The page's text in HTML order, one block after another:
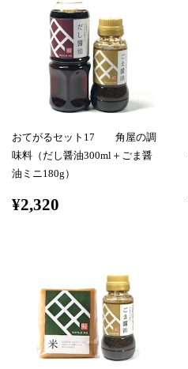
おてがるセット17 角屋の調
味料（だし醤油300ml＋ごま醤
油ミニ180g）
¥2,320